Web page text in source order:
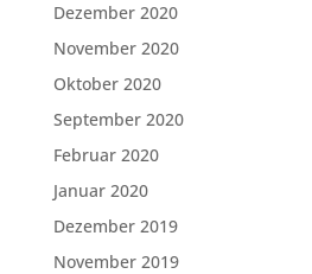
Dezember 2020
November 2020
Oktober 2020
September 2020
Februar 2020
Januar 2020
Dezember 2019
November 2019